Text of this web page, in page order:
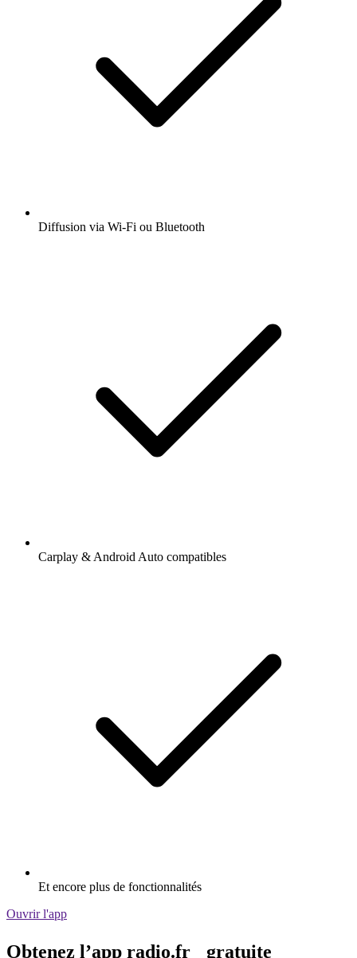
Diffusion via Wi-Fi ou Bluetooth
Carplay & Android Auto compatibles
Et encore plus de fonctionnalités
Ouvrir l'app
Obtenez l’app radio.fr gratuite